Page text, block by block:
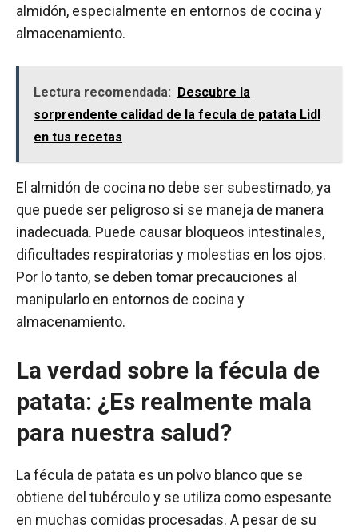
almidón, especialmente en entornos de cocina y
almacenamiento.
Lectura recomendada: Descubre la
sorprendente calidad de la fecula de patata Lidl
en tus recetas
El almidón de cocina no debe ser subestimado, ya
que puede ser peligroso si se maneja de manera
inadecuada. Puede causar bloqueos intestinales,
dificultades respiratorias y molestias en los ojos.
Por lo tanto, se deben tomar precauciones al
manipularlo en entornos de cocina y
almacenamiento.
La verdad sobre la fécula de
patata: ¿Es realmente mala
para nuestra salud?
La fécula de patata es un polvo blanco que se
obtiene del tubérculo y se utiliza como espesante
en muchas comidas procesadas. A pesar de su